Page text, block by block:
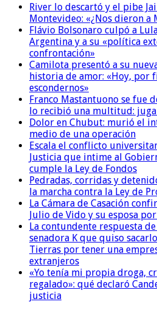
River lo descartó y el pibe
Montevideo: «¿Nos dieron a
Flávio Bolsonaro culpó a
Argentina y a su «política
confrontación»
Camilota presentó a su
historia de amor: «Hoy, por
escondernos»
Franco Mastantuono se fue
lo recibió una multitud:
Dolor en Chubut: murió el
medio de una operación
Escala el conflicto
Justicia que intime al
cumple la Ley de Fondos
Pedradas, corridas y
la marcha contra la Ley de
La Cámara de Casación
Julio de Vido y su esposa
La contundente respuesta
senadora K que quiso
Tierras por tener una
extranjeros
«Yo tenía mi propia droga,
regalado»: qué declaró
justicia